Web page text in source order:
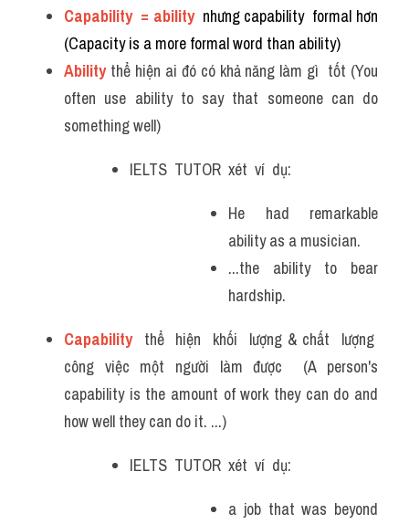
Capability  = ability nhưng capability  formal hơn
(Capacity is a more formal word than ability)
Ability thể hiện ai đó có khả năng làm gì  tốt (You
often use ability to say that someone can do
something well)
IELTS  TUTOR  xét  ví  dụ:
He had remarkable
ability as a musician.
...the ability to bear
hardship.
Capability thể  hiện  khối  lượng & chất  lượng
công việc một người làm được  (A person's
capability is the amount of work they can do and
how well they can do it. ...)
IELTS  TUTOR  xét  ví  dụ:
a job that was beyond